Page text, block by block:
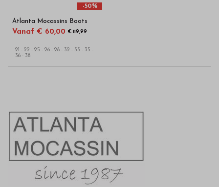
-50%
Atlanta Mocassins Boots
Vanaf € 60,00 € 119,99
21 - 22 - 25 - 26 - 28 - 32 - 33 - 35 -
36 - 38